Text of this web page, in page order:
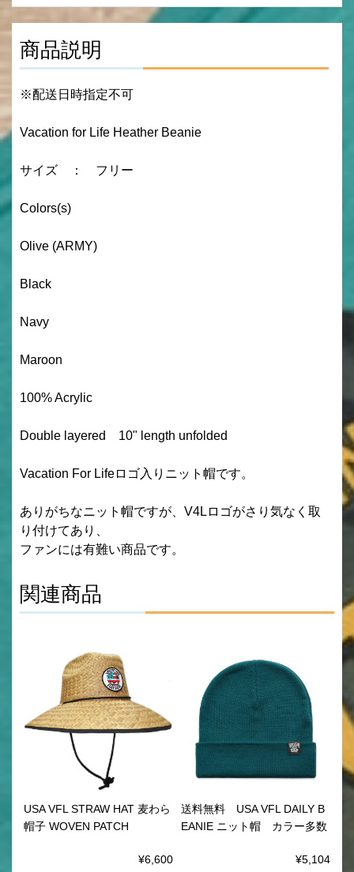
商品説明
※配送日時指定不可
Vacation for Life Heather Beanie
サイズ ： フリー
Colors(s)
Olive (ARMY)
Black
Navy
Maroon
100% Acrylic
Double layered 10" length unfolded
Vacation For Lifeロゴ入りニット帽です。
ありがちなニット帽ですが、V4Lロゴがさり気なく取
り付けてあり、
ファンには有難い商品です。
関連商品
USA VFL STRAW HAT 麦わら
帽子 WOVEN PATCH
¥6,600
送料無料 USA VFL DAILY B
EANIE ニット帽 カラー多数
¥5,104